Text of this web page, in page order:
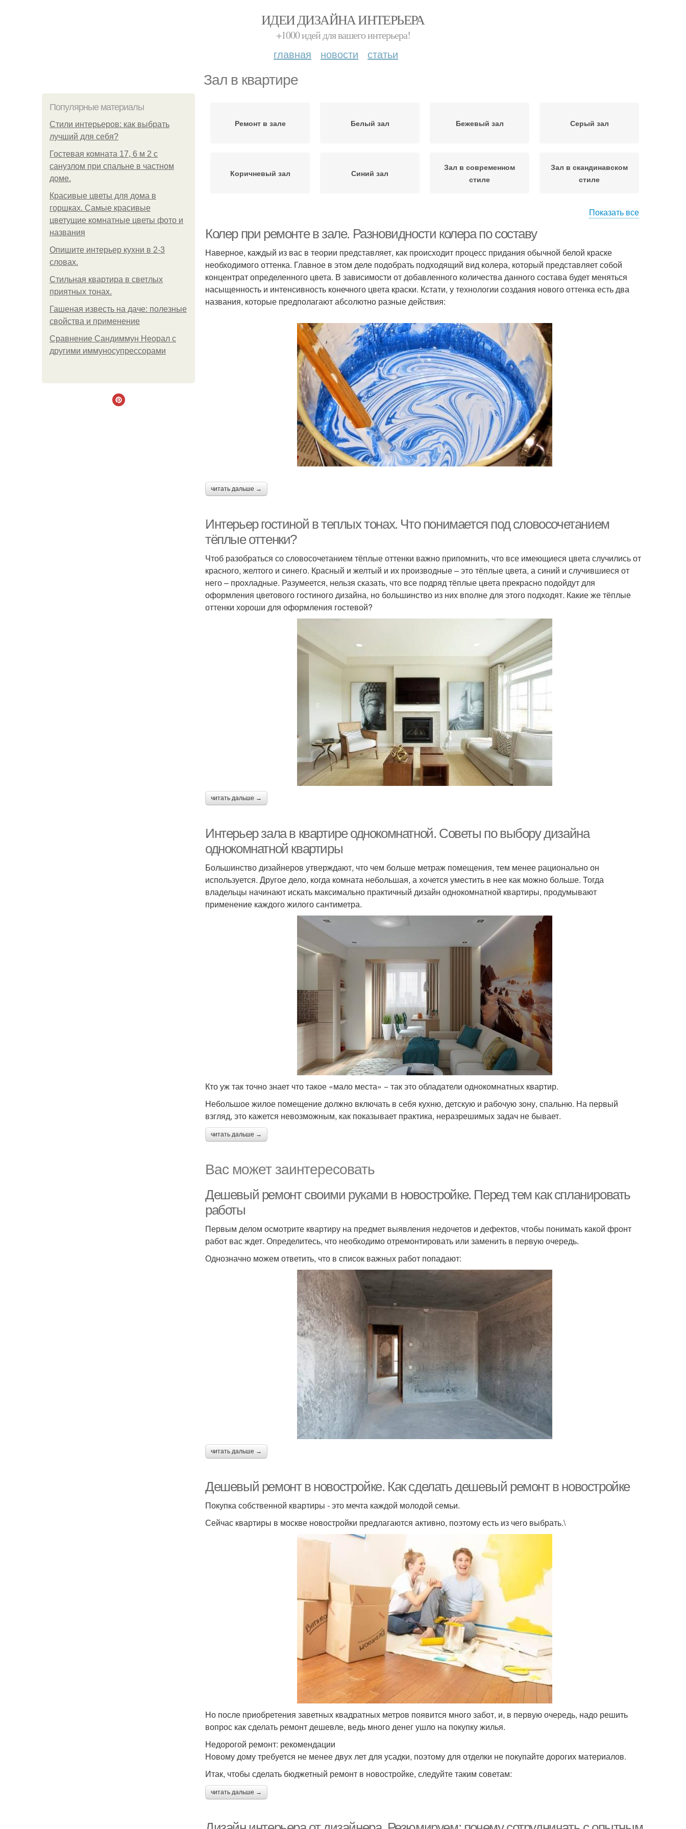
ИДЕИ ДИЗАЙНА ИНТЕРЬЕРА
+1000 идей для вашего интерьера!
главная новости статьи
Зал в квартире
Популярные материалы
Стили интерьеров: как выбрать
лучший для себя?
Гостевая комната 17, 6 м 2 с
санузлом при спальне в частном
доме.
Красивые цветы для дома в
горшках. Самые красивые
цветущие комнатные цветы фото и
названия
Опишите интерьер кухни в 2-3
словах.
Стильная квартира в светлых
приятных тонах.
Гашеная известь на даче: полезные
свойства и применение
Сравнение Сандиммун Неорал с
другими иммуносупрессорами
Ремонт в зале Белый зал Бежевый зал Серый зал
Коричневый зал Синий зал
Зал в современном
стиле
Зал в скандинавском
стиле
Однокомнатная
квартира
Квартиры с отдельной
кухней
Показать все
Колер при ремонте в зале. Разновидности колера по составу
Наверное, каждый из вас в теории представляет, как происходит процесс придания обычной белой краске
необходимого оттенка. Главное в этом деле подобрать подходящий вид колера, который представляет собой
концентрат определенного цвета. В зависимости от добавленного количества данного состава будет меняться
насыщенность и интенсивность конечного цвета краски. Кстати, у технологии создания нового оттенка есть два
названия, которые предполагают абсолютно разные действия:
читать дальше →
Интерьер гостиной в теплых тонах. Что понимается под словосочетанием
тёплые оттенки?
Чтоб разобраться со словосочетанием тёплые оттенки важно припомнить, что все имеющиеся цвета случились от
красного, желтого и синего. Красный и желтый и их производные – это тёплые цвета, а синий и случившиеся от
него – прохладные. Разумеется, нельзя сказать, что все подряд тёплые цвета прекрасно подойдут для
оформления цветового гостиного дизайна, но большинство из них вполне для этого подходят. Какие же тёплые
оттенки хороши для оформления гостевой?
читать дальше →
Интерьер зала в квартире однокомнатной. Советы по выбору дизайна
однокомнатной квартиры
Большинство дизайнеров утверждают, что чем больше метраж помещения, тем менее рационально он
используется. Другое дело, когда комната небольшая, а хочется уместить в нее как можно больше. Тогда
владельцы начинают искать максимально практичный дизайн однокомнатной квартиры, продумывают
применение каждого жилого сантиметра.
Кто уж так точно знает что такое «мало места» − так это обладатели однокомнатных квартир.
Небольшое жилое помещение должно включать в себя кухню, детскую и рабочую зону, спальню. На первый
взгляд, это кажется невозможным, как показывает практика, неразрешимых задач не бывает.
читать дальше →
Вас может заинтересовать
Дешевый ремонт своими руками в новостройке. Перед тем как спланировать
работы
Первым делом осмотрите квартиру на предмет выявления недочетов и дефектов, чтобы понимать какой фронт
работ вас ждет. Определитесь, что необходимо отремонтировать или заменить в первую очередь.
Однозначно можем ответить, что в список важных работ попадают:
читать дальше →
Дешевый ремонт в новостройке. Как сделать дешевый ремонт в новостройке
Покупка собственной квартиры - это мечта каждой молодой семьи.
Сейчас квартиры в москве новостройки предлагаются активно, поэтому есть из чего выбрать.\
Но после приобретения заветных квадратных метров появится много забот, и, в первую очередь, надо решить
вопрос как сделать ремонт дешевле, ведь много денег ушло на покупку жилья.
Недорогой ремонт: рекомендации
Новому дому требуется не менее двух лет для усадки, поэтому для отделки не покупайте дорогих материалов.
Итак, чтобы сделать бюджетный ремонт в новостройке, следуйте таким советам:
читать дальше →